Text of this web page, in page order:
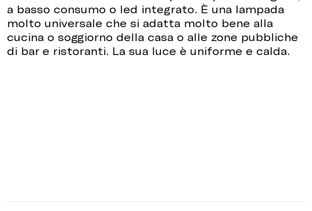
a basso consumo o led integrato. È una lampada
molto universale che si adatta molto bene alla
cucina o soggiorno della casa o alle zone pubbliche
di bar e ristoranti. La sua luce è uniforme e calda.